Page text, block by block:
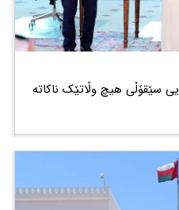
سێقۆڵی هیچ وڵاتێک ناکاتە